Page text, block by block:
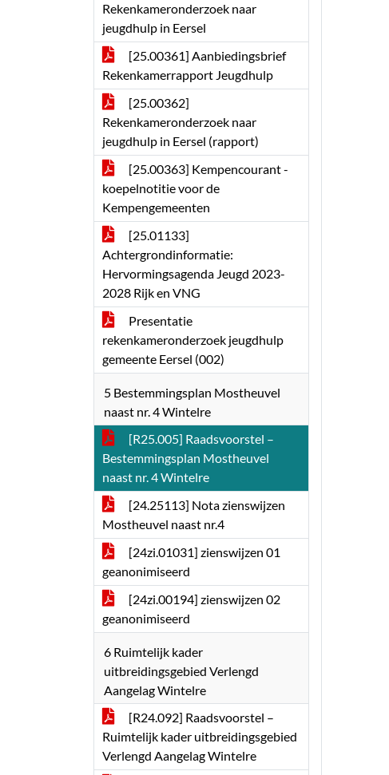
Rekenkameronderzoek naar
jeugdhulp in Eersel
[25.00361] Aanbiedingsbrief
Rekenkamerrapport Jeugdhulp
[25.00362]
Rekenkameronderzoek naar
jeugdhulp in Eersel (rapport)
[25.00363] Kempencourant -
koepelnotitie voor de
Kempengemeenten
[25.01133]
Achtergrondinformatie:
Hervormingsagenda Jeugd 2023-
2028 Rijk en VNG
Presentatie
rekenkameronderzoek jeugdhulp
gemeente Eersel (002)
5 Bestemmingsplan Mostheuvel
naast nr. 4 Wintelre
[R25.005] Raadsvoorstel –
Bestemmingsplan Mostheuvel
naast nr. 4 Wintelre
[24.25113] Nota zienswijzen
Mostheuvel naast nr.4
[24zi.01031] zienswijzen 01
geanonimiseerd
[24zi.00194] zienswijzen 02
geanonimiseerd
6 Ruimtelijk kader
uitbreidingsgebied Verlengd
Aangelag Wintelre
[R24.092] Raadsvoorstel –
Ruimtelijk kader uitbreidingsgebied
Verlengd Aangelag Wintelre